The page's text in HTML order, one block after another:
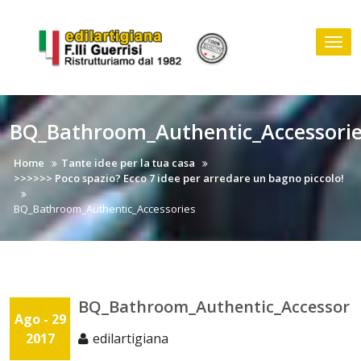
content
Home
Tante idee per la tua casa
>>>>>> Poco spazio? Ecco 7 idee per arredare un bagno piccolo!
BQ_Bathroom_Authentic_Accessories
Ago - 29
2017
edilartigiana